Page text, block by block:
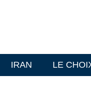
IRAN LE